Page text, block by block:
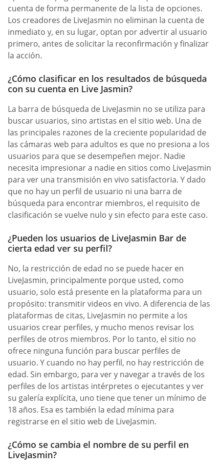
cuenta de forma permanente de la lista de opciones.
Los creadores de LiveJasmin no eliminan la cuenta de
inmediato y, en su lugar, optan por advertir al usuario
primero, antes de solicitar la reconfirmación y finalizar
la acción.
¿Cómo clasificar en los resultados de búsqueda
con su cuenta en Live Jasmin?
La barra de búsqueda de LiveJasmin no se utiliza para
buscar usuarios, sino artistas en el sitio web. Una de
las principales razones de la creciente popularidad de
las cámaras web para adultos es que no presiona a los
usuarios para que se desempeñen mejor. Nadie
necesita impresionar a nadie en sitios como LiveJasmin
para ver una transmisión en vivo satisfactoria. Y dado
que no hay un perfil de usuario ni una barra de
búsqueda para encontrar miembros, el requisito de
clasificación se vuelve nulo y sin efecto para este caso.
¿Pueden los usuarios de LiveJasmin Bar de
cierta edad ver su perfil?
No, la restricción de edad no se puede hacer en
LiveJasmin, principalmente porque usted, como
usuario, solo está presente en la plataforma para un
propósito: transmitir videos en vivo. A diferencia de las
plataformas de citas, LiveJasmin no permite a los
usuarios crear perfiles, y mucho menos revisar los
perfiles de otros miembros. Por lo tanto, el sitio no
ofrece ninguna función para buscar perfiles de
usuario. Y cuando no hay perfil, no hay restricción de
edad. Sin embargo, para ver y navegar a través de los
perfiles de los artistas intérpretes o ejecutantes y ver
su galería explícita, uno tiene que tener un mínimo de
18 años. Esa es también la edad mínima para
registrarse en el sitio web de LiveJasmin.
¿Cómo se cambia el nombre de su perfil en
LiveJasmin?